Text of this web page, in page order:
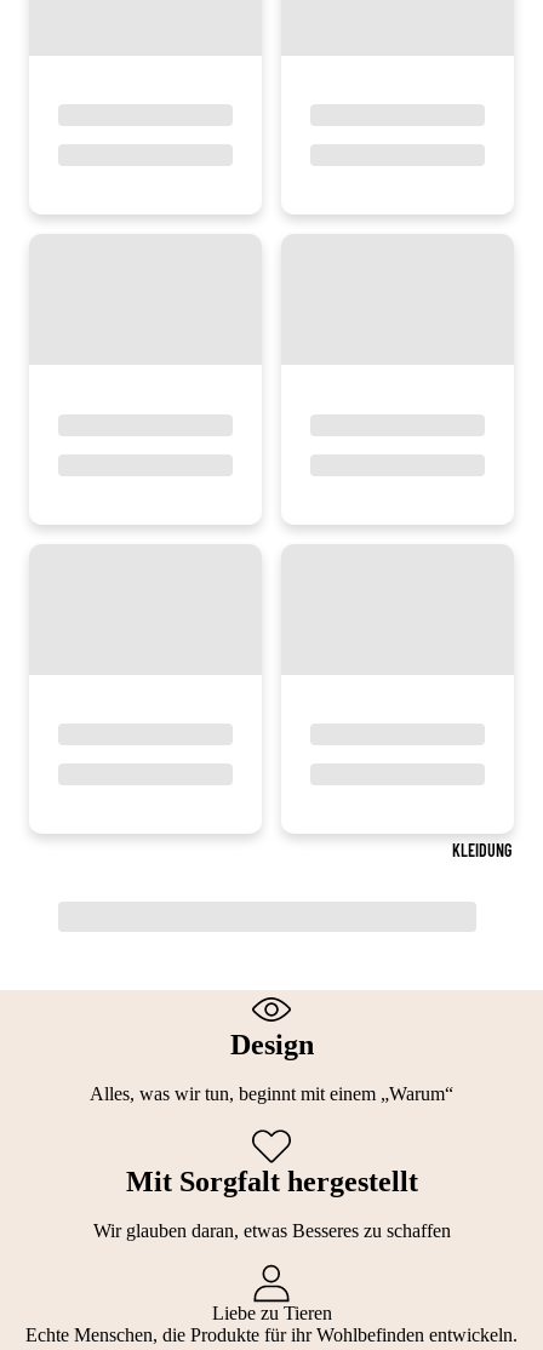
KLEIDUNG
Design
Alles, was wir tun, beginnt mit einem „Warum“
Mit Sorgfalt hergestellt
Wir glauben daran, etwas Besseres zu schaffen
Liebe zu Tieren
Echte Menschen, die Produkte für ihr Wohlbefinden entwickeln.